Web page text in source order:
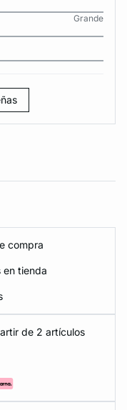
Grande
compra
en tienda
de 2 artículos